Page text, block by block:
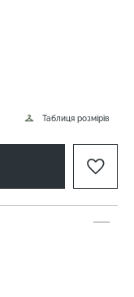
Таблиця розмірів